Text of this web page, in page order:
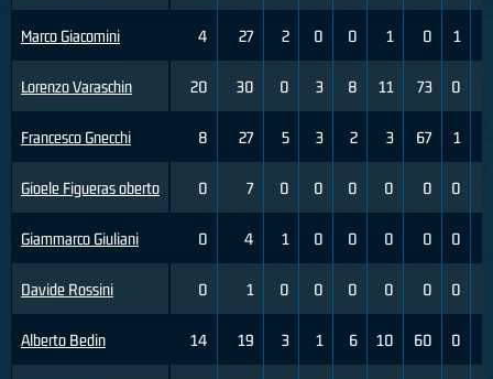
Marco Giacomini
Lorenzo Varaschin
Francesco Gnecchi
Gioele Figueras oberto
Giammarco Giuliani
Davide Rossini
Alberto Bedin
4 27 2 0 0 1 0 1
20 30 0 3 8 11 73 0
8 27 5 3 2 3 67 1
0 7 0 0 0 0 0 0
0 4 1 0 0 0 0 0
0 1 0 0 0 0 0 0
14 19 3 1 6 10 60 0